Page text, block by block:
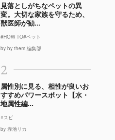
見落としがちなペットの異
変。大切な家族を守るため、
獣医師が勧...
#HOW TO#ペット
by by them 編集部
2
属性別に見る、相性が良いお
すすめパワースポット【水・
地属性編...
#スピ
by 赤池リカ